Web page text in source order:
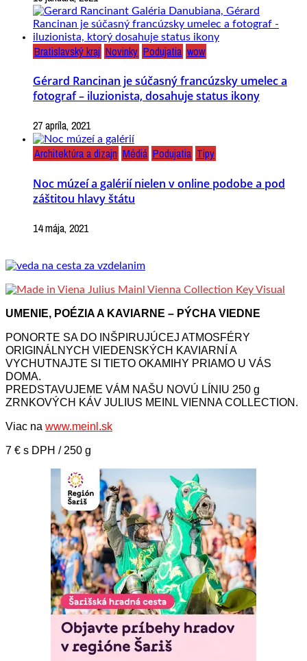
Bratislavský kraj Novinky Podujatia wow
Gérard Rancinan je súčasný francúzsky umelec a
fotograf – iluzionista, dosahuje status ikony
27 apríla, 2021
Architektúra a dizajn Médiá Podujatia Tipy
Noc múzeí a galérií nielen v online podobe a pod
záštitou hlavy štátu
14 mája, 2021
UMENIE, POÉZIA A KAVIARNE – PÝCHA VIEDNE
PONORTE SA DO INŠPIRUJÚCEJ ATMOSFÉRY
ORIGINÁLNYCH VIEDENSKÝCH KAVIARNÍ A
VYCHUTNAJTE SI TIETO OKAMIHY PRIAMO U VÁS
DOMA.
PREDSTAVUJEME VÁM NAŠU NOVÚ LÍNIU 250 g
ZRNKOVÝCH KÁV JULIUS MEINL VIENNA COLLECTION.
Viac na www.meinl.sk
7 € s DPH / 250 g